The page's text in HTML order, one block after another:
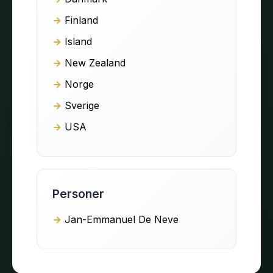
Finland
Island
New Zealand
Norge
Sverige
USA
Personer
Jan-Emmanuel De Neve